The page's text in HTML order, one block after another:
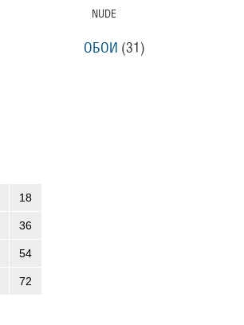
18
36
54
72
NUDE
ОБОИ (31)